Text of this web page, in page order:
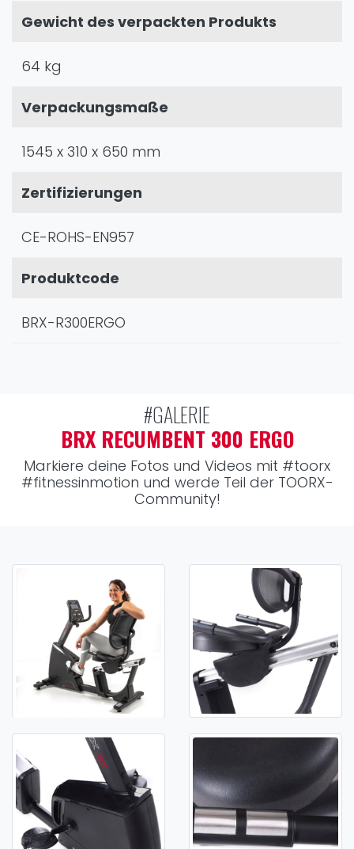
Gewicht des verpackten Produkts
64 kg
Verpackungsmaße
1545 x 310 x 650 mm
Zertifizierungen
CE-ROHS-EN957
Produktcode
BRX-R300ERGO
#GALERIE
BRX RECUMBENT 300 ERGO
Markiere deine Fotos und Videos mit #toorx
#fitnessinmotion und werde Teil der TOORX-
Community!